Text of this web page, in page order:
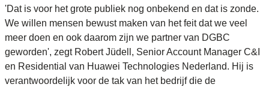
'Dat is voor het grote publiek nog onbekend en dat is zonde.
We willen mensen bewust maken van het feit dat we veel
meer doen en ook daarom zijn we partner van DGBC
geworden', zegt Robert Jüdell, Senior Account Manager C&I
en Residential van Huawei Technologies Nederland. Hij is
verantwoordelijk voor de tak van het bedrijf die de